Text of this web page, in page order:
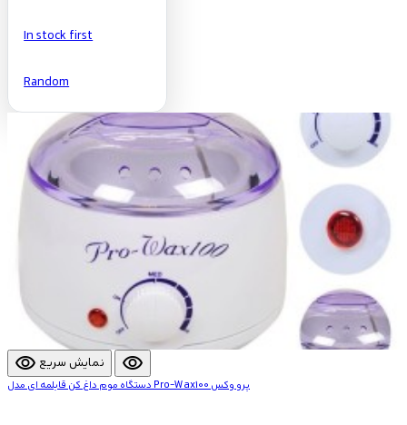
In stock first
Random
visibility نمایش سریع visibility
دستگاه موم داغ کن قابلمه ای مدل Pro-Wax100 پرو وکس